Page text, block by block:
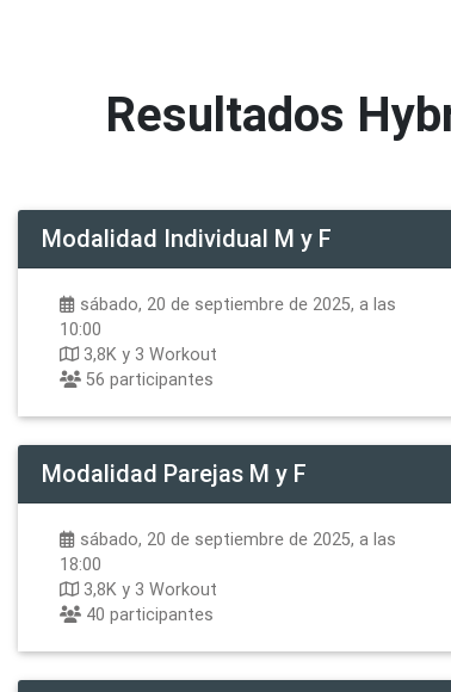
Resultados
Modalidad Individual M y F
sábado, 20 de septiembre de 2025, a las
10:00
3,8K y 3 Workout
56participantes
Modalidad Parejas M y F
sábado, 20 de septiembre de 2025, a las
18:00
3,8K y 3 Workout
40participantes